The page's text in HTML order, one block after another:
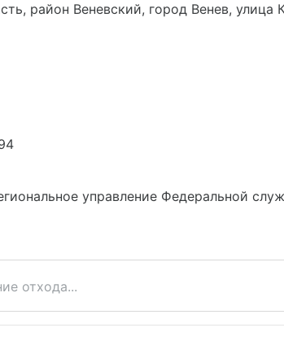
район Веневский, город Венев, улица
управление Федеральной
отхода...